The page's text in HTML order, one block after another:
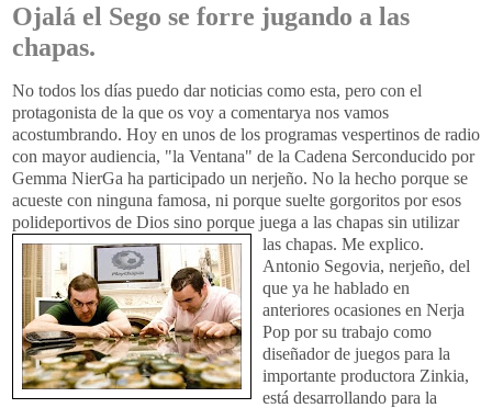
Ojalá el Sego se forre jugando a las
chapas.
No todos los días puedo dar noticias como esta, pero con el
protagonista de la que os voy a comentarya nos vamos
acostumbrando. Hoy en unos de los programas vespertinos de radio
con mayor audiencia, "la Ventana" de la Cadena Serconducido por
Gemma NierGa ha participado un nerjeño. No la hecho porque se
acueste con ninguna famosa, ni porque suelte gorgoritos por esos
polideportivos de Dios sino porque juega a las chapas sin utilizar
las chapas. Me explico.
Antonio Segovia, nerjeño, del
que ya he hablado en
anteriores ocasiones en Nerja
Pop por su trabajo como
diseñador de juegos para la
importante productora Zinkia,
está desarrollando para la